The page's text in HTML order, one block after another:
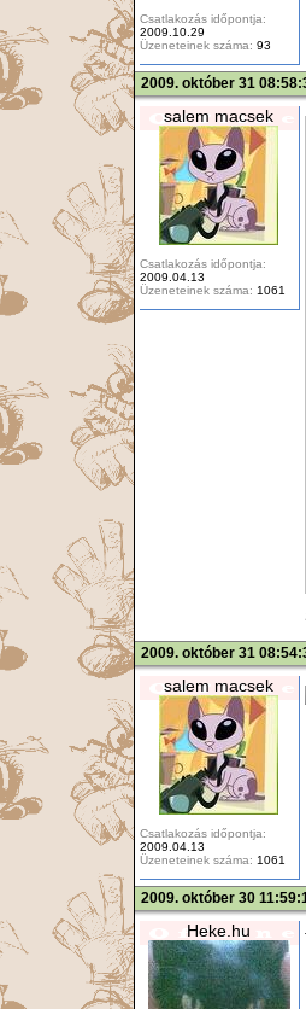
Csatlakozás időpontja:
2009.10.29
Üzeneteinek száma: 93
2009. október 31
salem macsek
Csatlakozás időpontja:
2009.04.13
Üzeneteinek száma: 1061
2009. október 31
salem macsek
Csatlakozás időpontja:
2009.04.13
Üzeneteinek száma: 1061
2009. október 30
Heke.hu